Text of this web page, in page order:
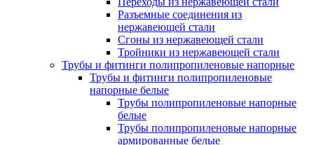
Разъемные соединения из
нержавеющей стали
Сгоны из нержавеющей стали
Тройники из нержавеющей стали
Трубы и фитинги полипропиленовые напорные
Трубы и фитинги полипропиленовые
напорные белые
Трубы полипропиленовые напорные
белые
Трубы полипропиленовые напорные
армированные белые